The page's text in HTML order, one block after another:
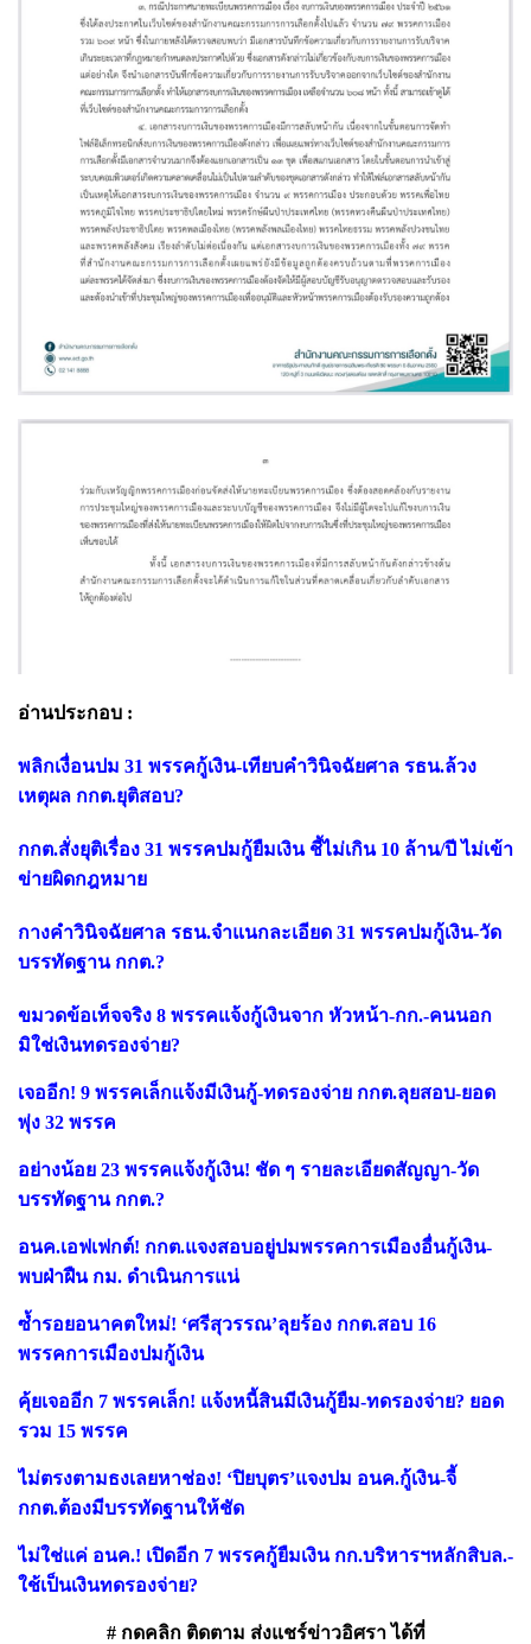
อ่านประกอบ :
พลิกเงื่อนปม 31 พรรคกู้เงิน-เทียบคำวินิจฉัยศาล รธน.ล้วง
เหตุผล กกต.ยุติสอบ?
กกต.สั่งยุติเรื่อง 31 พรรคปมกู้ยืมเงิน ชี้ไม่เกิน 10 ล้าน/ปี ไม่เข้า
ข่ายผิดกฎหมาย
กางคำวินิจฉัยศาล รธน.จำแนกละเอียด 31 พรรคปมกู้เงิน-วัด
บรรทัดฐาน กกต.?
ขมวดข้อเท็จจริง 8 พรรคแจ้งกู้เงินจาก หัวหน้า-กก.-คนนอก
มิใช่เงินทดรองจ่าย?
เจออีก! 9 พรรคเล็กแจ้งมีเงินกู้-ทดรองจ่าย กกต.ลุยสอบ-ยอด
พุ่ง 32 พรรค
อย่างน้อย 23 พรรคแจ้งกู้เงิน! ชัด ๆ รายละเอียดสัญญา-วัด
บรรทัดฐาน กกต.?
อนค.เอฟเฟกต์! กกต.แจงสอบอยู่ปมพรรคการเมืองอื่นกู้เงิน-
พบฝ่าฝืน กม. ดำเนินการแน่
ซ้ำรอยอนาคตใหม่! ‘ศรีสุวรรณ’ลุยร้อง กกต.สอบ 16
พรรคการเมืองปมกู้เงิน
คุ้ยเจออีก 7 พรรคเล็ก! แจ้งหนี้สินมีเงินกู้ยืม-ทดรองจ่าย? ยอด
รวม 15 พรรค
ไม่ตรงตามธงเลยหาช่อง! ‘ปิยบุตร’แจงปม อนค.กู้เงิน-จี้
กกต.ต้องมีบรรทัดฐานให้ชัด
ไม่ใช่แค่ อนค.! เปิดอีก 7 พรรคกู้ยืมเงิน กก.บริหารฯหลักสิบล.-
ใช้เป็นเงินทดรองจ่าย?
# กดคลิก ติดตาม ส่งแชร์ข่าวอิศรา ได้ที่